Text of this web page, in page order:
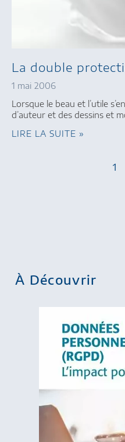
La double
1 mai 2006
Lorsque le beau et l’utile
d’auteur et des dessins et
LIRE LA SUITE »
1
À Découvrir